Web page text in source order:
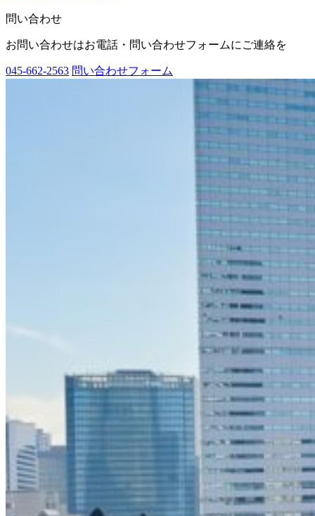
問い合わせ
お問い合わせはお電話・問い合わせフォームにご連絡を
045-662-2563 問い合わせフォーム